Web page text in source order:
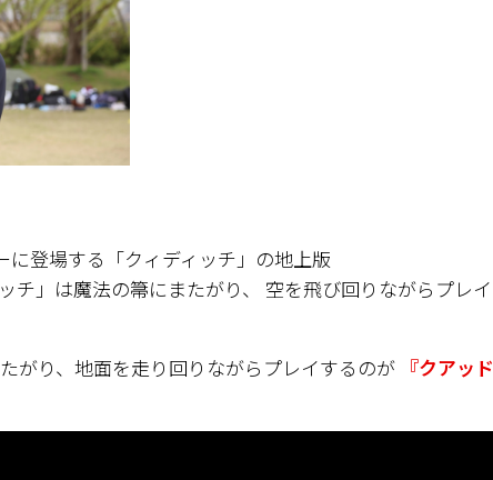
登場する「クィディッチ」の地上版
チ」は魔法の箒にまたがり、 空を飛び回りながらプレイ
がり、地面を走り回りながらプレイするのが 『クアッド